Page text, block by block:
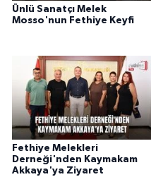
Ünlü Sanatçı Melek
Mosso'nun Fethiye Keyfi
Fethiye Melekleri
Derneği'nden Kaymakam
Akkaya'ya Ziyaret